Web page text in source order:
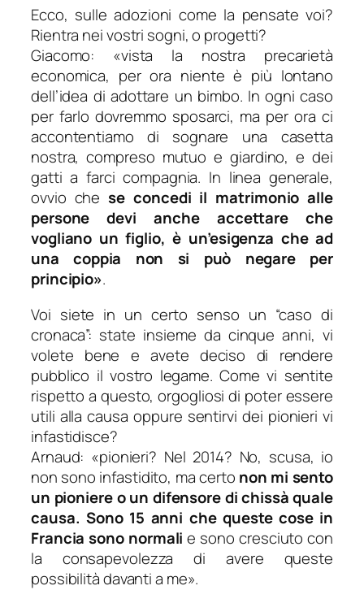
Ecco, sulle adozioni come la pensate voi?
Rientra nei vostri sogni, o progetti?
Giacomo: «vista la nostra precarietà
economica, per ora niente è più lontano
dell’idea di adottare un bimbo. In ogni caso
per farlo dovremmo sposarci, ma per ora ci
accontentiamo di sognare una casetta
nostra, compreso mutuo e giardino, e dei
gatti a farci compagnia. In linea generale,
ovvio chese concedi il matrimonio alle
persone devi anche accettare che
vogliano un figlio, è un’esigenza che ad
una coppia non si può negare per
principio».
Voi siete in un certo senso un “caso di
cronaca”: state insieme da cinque anni, vi
volete bene e avete deciso di rendere
pubblico il vostro legame. Come vi sentite
rispetto a questo, orgogliosi di poter essere
utili alla causa oppure sentirvi dei pionieri vi
infastidisce?
Arnaud: «pionieri? Nel 2014? No, scusa, io
non sono infastidito, ma certo non mi sento
un pioniere o un difensore di chissà quale
causa. Sono 15 anni che queste cose in
Francia sono normali e sono cresciuto con
la consapevolezza di avere queste
possibilità davanti a me».